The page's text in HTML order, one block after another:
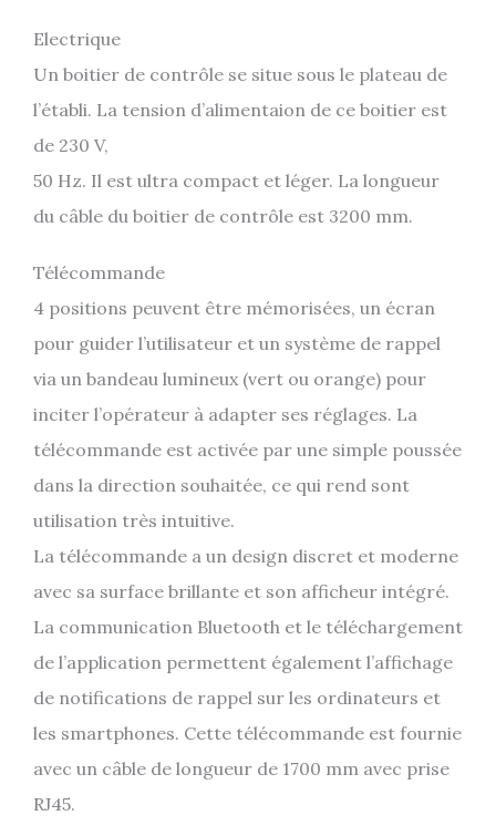
Electrique
Un boitier de contrôle se situe sous le plateau de
l’établi. La tension d’alimentaion de ce boitier est
de 230 V,
50 Hz. Il est ultra compact et léger. La longueur
du câble du boitier de contrôle est 3200 mm.
Télécommande
4 positions peuvent être mémorisées, un écran
pour guider l’utilisateur et un système de rappel
via un bandeau lumineux (vert ou orange) pour
inciter l’opérateur à adapter ses réglages. La
télécommande est activée par une simple poussée
dans la direction souhaitée, ce qui rend sont
utilisation très intuitive.
La télécommande a un design discret et moderne
avec sa surface brillante et son afficheur intégré.
La communication Bluetooth et le téléchargement
de l’application permettent également l’affichage
de notifications de rappel sur les ordinateurs et
les smartphones. Cette télécommande est fournie
avec un câble de longueur de 1700 mm avec prise
RJ45.